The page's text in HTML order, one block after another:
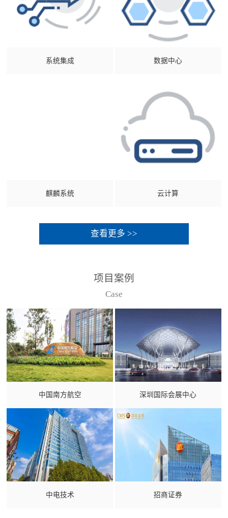
系统集成 数据中心
麒麟系统 云计算
查看更多 >>
项目案例
Case
中国南方航空 深圳国际会展中心
中电技术 招商证券